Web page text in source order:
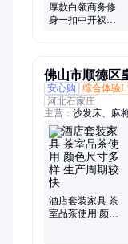
厚款白领商务修
身一扣中开衩西
佛山市顺德区
商户)
安心购
综合体验
河北石家庄
主营： 沙发床、麻
床、门厅柜、隔断
条、置物架、餐桌
椅、小椅子、宾馆
酒店套装家具 茶
室品茶使用 颜色